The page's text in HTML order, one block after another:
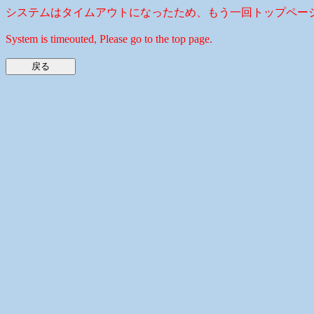
システムはタイムアウトになったため、もう一回トップペー
System is timeouted, Please go to the top page.